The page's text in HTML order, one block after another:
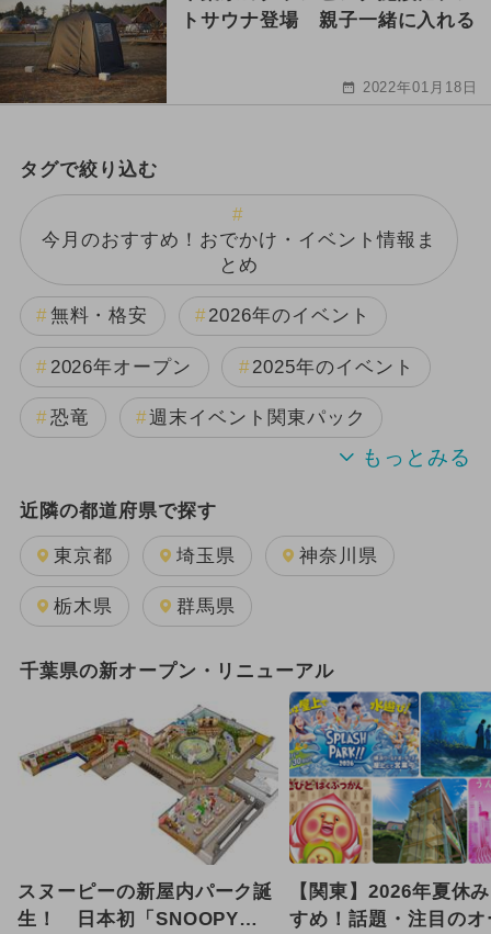
トサウナ登場 親子一緒に入れる
2022年01月18日
タグで絞り込む
今月のおすすめ！おでかけ・イベント情報ま
とめ
無料・格安 2026年のイベント
2026年オープン 2025年のイベント
恐竜 週末イベント関東パック
2024年のイベント
日帰り 雨の日OK キャラクター
2025年11月のイベント
2026年8月のイベント
GW(ゴールデンウィーク)
2024年7月のイベント
2026年1月のイベント
2025年3月のイベント
近隣の都道府県で探す
東京都 埼玉県 神奈川県
栃木県 群馬県
千葉県の新オープン・リニューアル
スヌーピーの新屋内パーク誕
生！ 日本初「SNOOPY
【関東】2026年夏休
すめ！話題・注目のオ